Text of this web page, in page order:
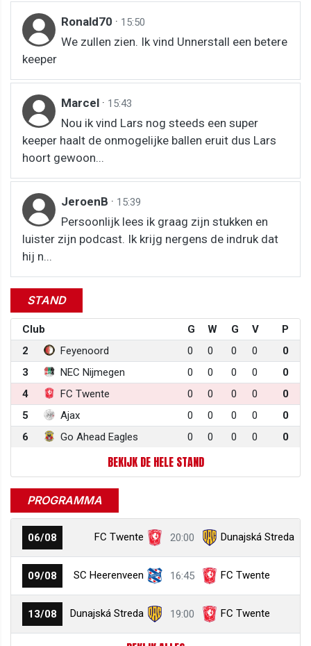
Ronald70 · 15:50
We zullen zien. Ik vind Unnerstall een betere
keeper
Marcel · 15:43
Nou ik vind Lars nog steeds een super
keeper haalt de onmogelijke ballen eruit dus Lars
hoort gewoon...
JeroenB · 15:39
Persoonlijk lees ik graag zijn stukken en
luister zijn podcast. Ik krijg nergens de indruk dat
hij n...
STAND
Club G W G V
P
2
Feyenoord 0 0 0 0
0
3
NEC Nijmegen 0 0 0 0
0
4
FC Twente 0 0 0 0
0
5
Ajax 0 0 0 0
0
6
Go Ahead Eagles 0 0 0 0 0
BEKIJK DE HELE STAND
PROGRAMMA
06/08 FC Twente 20:00 Dunajská Streda
09/08 SC Heerenveen 16:45 FC Twente
13/08 Dunajská Streda 19:00 FC Twente